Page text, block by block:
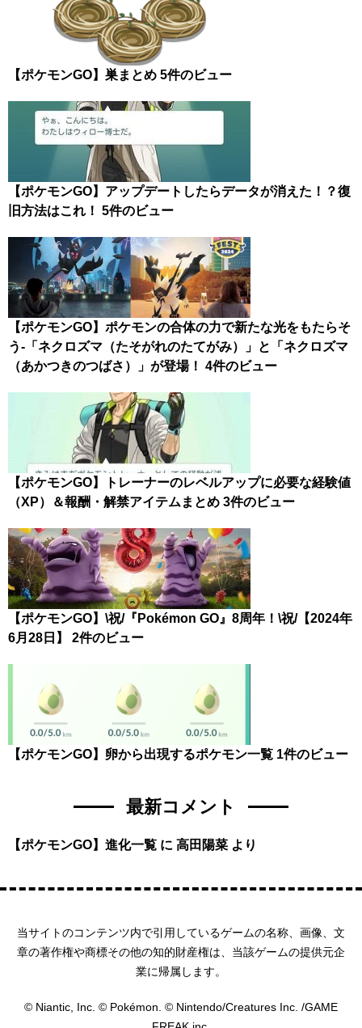
【ポケモンGO】巣まとめ 5件のビュー
【ポケモンGO】アップデートしたらデータが消えた！？復
旧方法はこれ！ 5件のビュー
【ポケモンGO】ポケモンの合体の力で新たな光をもたらそ
う-「ネクロズマ（たそがれのたてがみ）」と「ネクロズマ
（あかつきのつばさ）」が登場！ 4件のビュー
【ポケモンGO】トレーナーのレベルアップに必要な経験値
（XP）＆報酬・解禁アイテムまとめ 3件のビュー
【ポケモンGO】\祝/『Pokémon GO』8周年！\祝/【2024年
6月28日】
2件のビュー
【ポケモンGO】卵から出現するポケモン一覧 1件のビュー
最新コメント
【ポケモンGO】進化一覧 に 高田陽菜 より
当サイトのコンテンツ内で引用しているゲームの名称、画像、文
章の著作権や商標その他の知的財産権は、当該ゲームの提供元企
業に帰属します。
© Niantic, Inc. © Pokémon. © Nintendo/Creatures Inc. /GAME